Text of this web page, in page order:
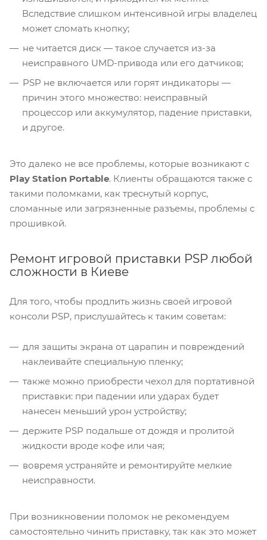
Вследствие слишком интенсивной игры владелец
может сломать кнопку;
не читается диск — такое случается из-за
неисправного UMD-привода или его датчиков;
PSP не включается или горят индикаторы —
причин этого множество: неисправный
процессор или аккумулятор, падение приставки,
и другое.
Это далеко не все проблемы, которые возникают с
Play Station Portable. Клиенты обращаются также с
такими поломками, как треснутый корпус,
сломанные или загрязненные разъемы, проблемы с
прошивкой.
Ремонт игровой приставки PSP любой
сложности в Киеве
Для того, чтобы продлить жизнь своей игровой
консоли PSP, прислушайтесь к таким советам:
для защиты экрана от царапин и повреждений
наклеивайте специальную пленку;
также можно приобрести чехол для портативной
приставки: при падении или ударах будет
нанесен меньший урон устройству;
держите PSP подальше от дождя и пролитой
жидкости вроде кофе или чая;
вовремя устраняйте и ремонтируйте мелкие
неисправности.
При возникновении поломок не рекомендуем
самостоятельно чинить приставку, так как это может